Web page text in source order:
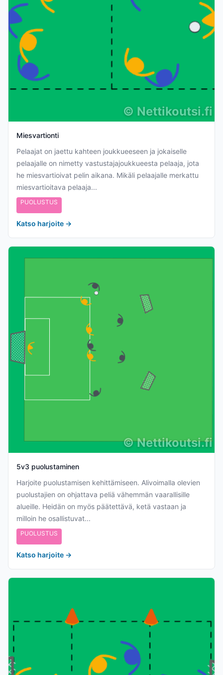
© Nettikoutsi.fi
Miesvartionti
Pelaajat on jaettu kahteen joukkueeseen ja jokaiselle
pelaajalle on nimetty vastustajajoukkueesta pelaaja, jota
he miesvartioivat pelin aikana. Mikäli pelaajalle merkattu
miesvartioitava pelaaja...
PUOLUSTUS
Katso harjoite →
©Nettikoutsi.fi
5v3 puolustaminen
Harjoite puolustamisen kehittämiseen. Alivoimalla olevien
puolustajien on ohjattava peliä vähemmän vaarallisille
alueille. Heidän on myös päätettävä, ketä vastaan ja
milloin he osallistuvat...
PUOLUSTUS
Katso harjoite →